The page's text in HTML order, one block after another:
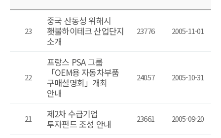
23
중국 산동성 위해시
횃불하이테크 산업단지
소개
23776 2005-11-01
22
프랑스 PSA 그룹
「OEM용 자동차부품
구매설명회」개최
안내
24057 2005-10-31
21
제2차 수급기업
투자펀드 조성 안내
23661 2005-09-20